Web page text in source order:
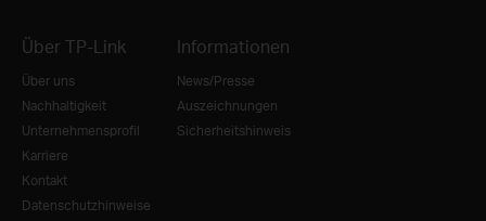
Über TP-Link
Über uns
Nachhaltigkeit
Unternehmensprofil
Karriere
Kontakt
Datenschutzhinweise
Informationen
News/Presse
Auszeichnungen
Sicherheitshinweis